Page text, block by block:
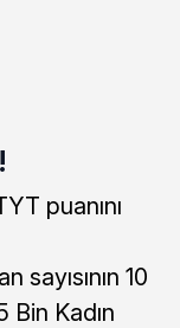
puanını
10
Bin Kadın